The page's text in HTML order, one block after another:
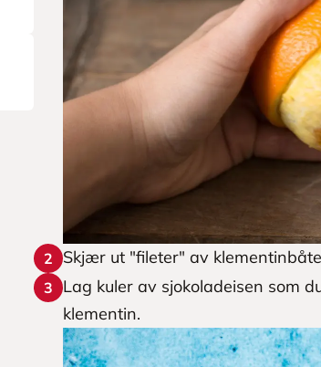
2 Skjær ut "fileter" av
3
Lag kuler av sjokoladeisen som
klementin.